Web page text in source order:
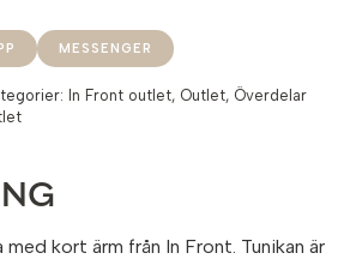
MESSENGER
In Front outlet, Outlet, Överdelar
kort ärm från In Front. Tunikan är